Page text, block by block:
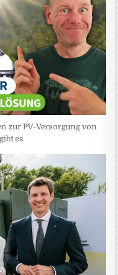
zur PV-Versorgung von
es